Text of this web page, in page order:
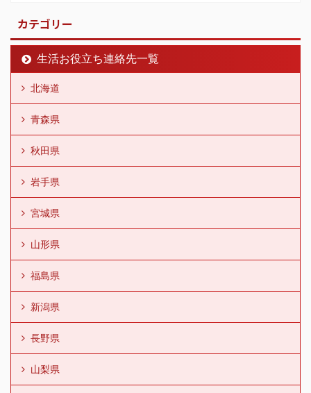
カテゴリー
生活お役立ち連絡先一覧
北海道
青森県
秋田県
岩手県
宮城県
山形県
福島県
新潟県
長野県
山梨県